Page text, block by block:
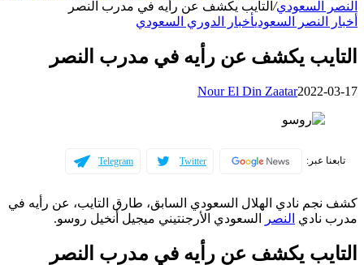
/التايب يكشف عن رأيه في مدرب النصر
السعودي
أخبار الدوري السعودي
يكشف عن رأيه في مدرب النصر
Nour El Din Zaatar
Twitter
Telegram
نادي الهلال السعودي السابق، طارق التايب، عن رأيه في
النصرالسعودي الأرجنتيني ميجيل أنخيل روسو.
يكشف عن رأيه في مدرب النصر